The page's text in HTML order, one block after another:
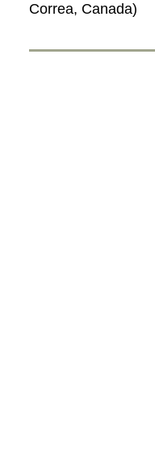
Correa, Canada)